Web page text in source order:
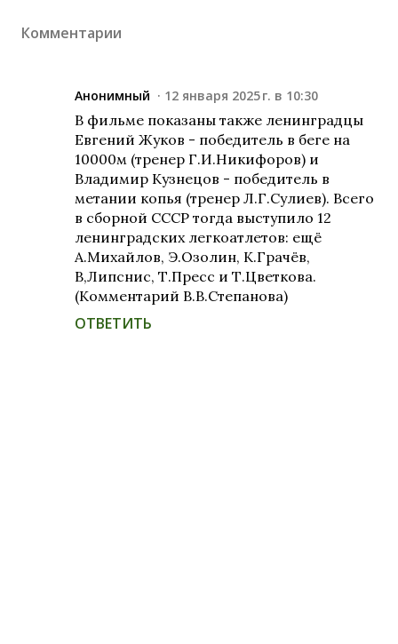
Комментарии
Анонимный 12 января 2025 г. в 10:30
В фильме показаны также ленинградцы
Евгений Жуков - победитель в беге на
10000м (тренер Г.И.Никифоров) и
Владимир Кузнецов - победитель в
метании копья (тренер Л.Г.Сулиев). Всего
в сборной СССР тогда выступило 12
ленинградских легкоатлетов: ещё
А.Михайлов, Э.Озолин, К.Грачёв,
В,Липснис, Т.Пресс и Т.Цветкова.
(Комментарий В.В.Степанова)
ОТВЕТИТЬ